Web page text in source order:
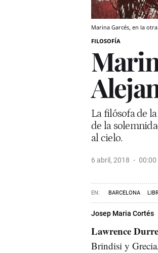
Marina Garcés, en la
FILOSOFÍA
La filósofa de
de la
al cielo.
6 abril, 2018 00:00
BARCELONA
Josep Maria Cortés
Lawrence
Brindisi y